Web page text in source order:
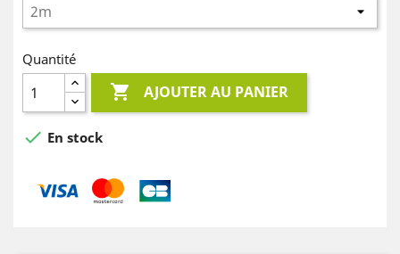
Quantité
 AJOUTER AU PANIER
 En stock